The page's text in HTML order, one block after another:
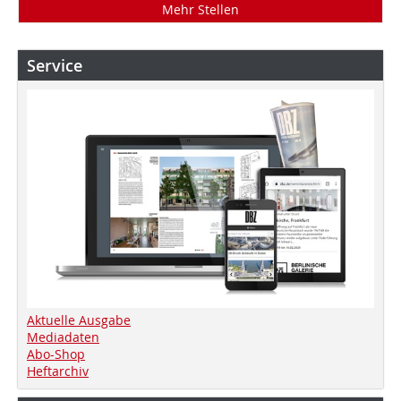
Mehr Stellen
Service
Aktuelle Ausgabe
Mediadaten
Abo-Shop
Heftarchiv